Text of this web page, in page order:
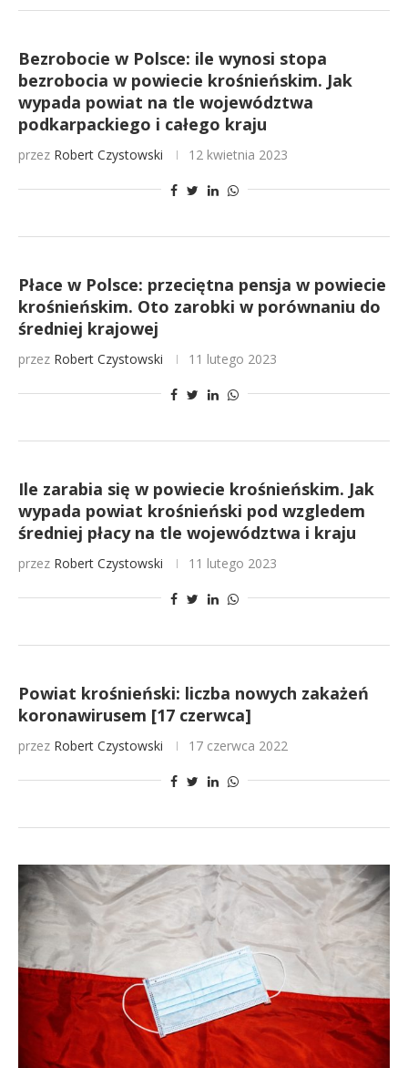
Bezrobocie w Polsce: ile wynosi stopa
bezrobocia w powiecie krośnieńskim. Jak
wypada powiat na tle województwa
podkarpackiego i całego kraju
przez Robert Czystowski 12 kwietnia 2023
Płace w Polsce: przeciętna pensja w powiecie
krośnieńskim. Oto zarobki w porównaniu do
średniej krajowej
przez Robert Czystowski 11 lutego 2023
Ile zarabia się w powiecie krośnieńskim. Jak
wypada powiat krośnieński pod wzgledem
średniej płacy na tle województwa i kraju
przez Robert Czystowski 11 lutego 2023
Powiat krośnieński: liczba nowych zakażeń
koronawirusem [17 czerwca]
przez Robert Czystowski 17 czerwca 2022